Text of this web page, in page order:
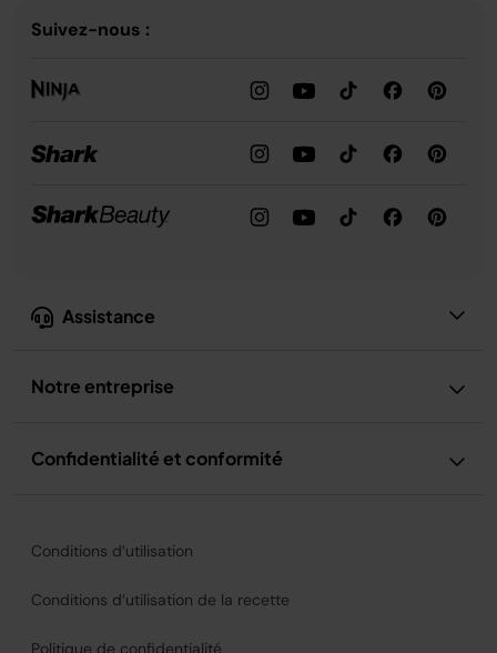
Assistance
Notre entreprise
Confidentialité et conformité
Suivez-nous :
Conditions d’utilisation
Conditions d’utilisation de la recette
Politique de confidentialité